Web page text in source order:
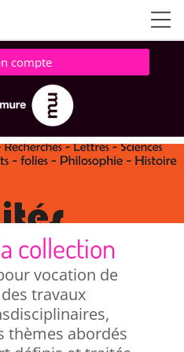
compte
collection
vocation de
travaux
thèmes abordés